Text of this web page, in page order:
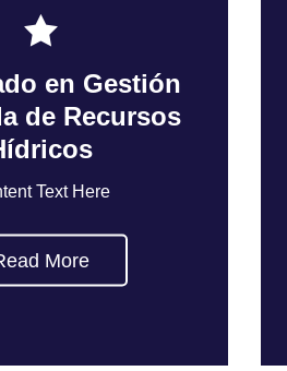
en Gestión
de Recursos
Text Here
More
en Gestión
de Recursos
Text Here
More